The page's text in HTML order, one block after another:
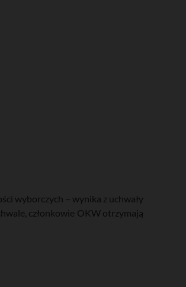
wyborczych – wynika z uchwały
członkowie OKW otrzymają